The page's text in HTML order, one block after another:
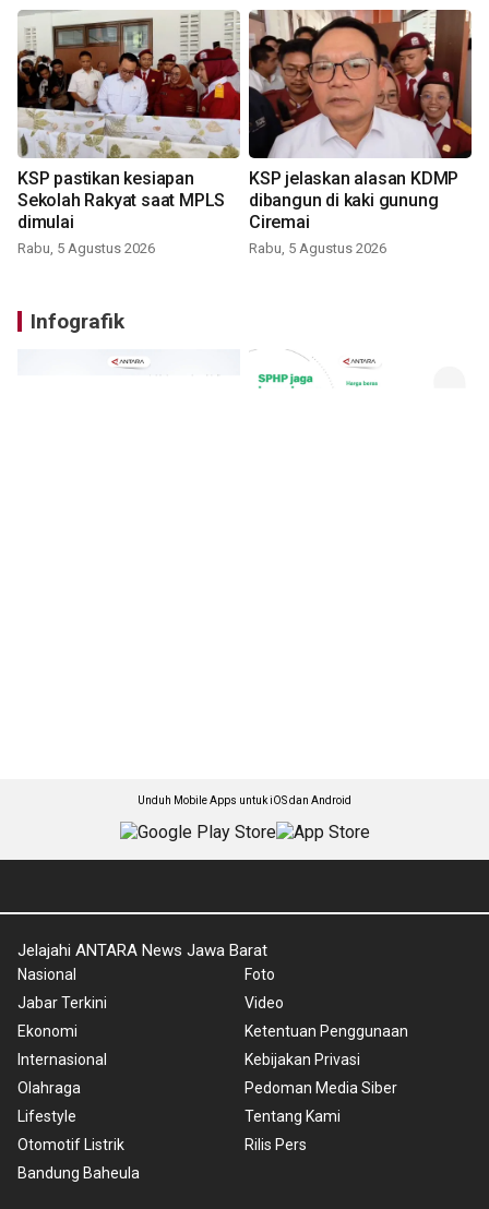
KSP pastikan kesiapan
Sekolah Rakyat saat MPLS
dimulai
Rabu, 5 Agustus 2026
KSP jelaskan alasan KDMP
dibangun di kaki gunung
Ciremai
Rabu, 5 Agustus 2026
Infografik
Unduh Mobile Apps untuk iOS dan Android
Jelajahi ANTARA News Jawa Barat
Nasional
Jabar Terkini
Ekonomi
Internasional
Olahraga
Lifestyle
Otomotif Listrik
Bandung Baheula
Foto
Video
Ketentuan Penggunaan
Kebijakan Privasi
Pedoman Media Siber
Tentang Kami
Rilis Pers